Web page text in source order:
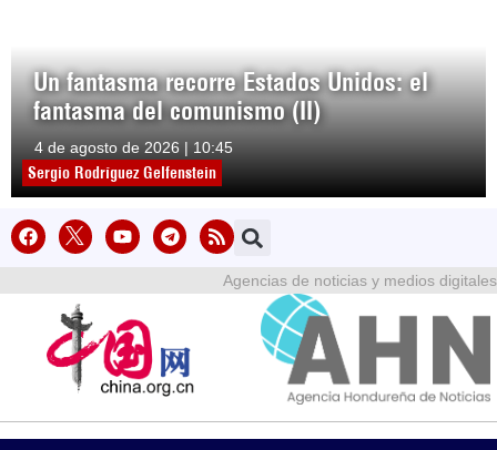
Un fantasma recorre Estados Unidos: el
fantasma del comunismo (II)
4 de agosto de 2026 | 10:45
Sergio Rodríguez Gelfenstein
Agencias de noticias y medios digitales